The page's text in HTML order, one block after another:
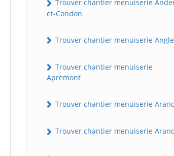
Trouver chantier menuiserie
et-Condon
Trouver chantier menuiserie
Trouver chantier menuiserie
Apremont
Trouver chantier menuiserie Aranc
Trouver chantier menuiserie